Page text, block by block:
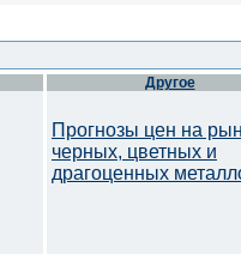
Другое
Прогнозы цен на
черных, цветных и
драгоценных